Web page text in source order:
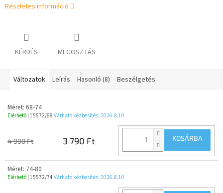
Részletes információ
KÉRDÉS MEGOSZTÁS
Változatok Leírás Hasonló (8) Beszélgetés
Méret: 68-74
Elérhető | 15572/68 Várható kézbesítés: 2026.8.10
4 990 Ft 3 790 Ft KOSÁRBA
Méret: 74-80
Elérhető | 15572/74 Várható kézbesítés: 2026.8.10